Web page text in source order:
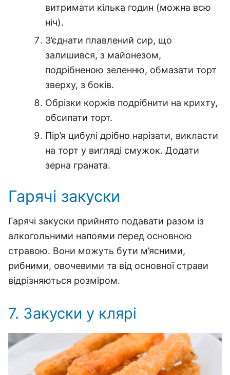
витримати кілька годин (можна всю
ніч).
З’єднати плавлений сир, що
залишився, з майонезом,
подрібненою зеленню, обмазати торт
зверху, з боків.
Обрізки коржів подрібнити на крихту,
обсипати торт.
Пір’я цибулі дрібно нарізати, викласти
на торт у вигляді смужок. Додати
зерна граната.
Гарячі закуски
Гарячі закуски прийнято подавати разом із
алкогольними напоями перед основною
стравою. Вони можуть бути м’ясними,
рибними, овочевими та від основної страви
відрізняються розміром.
7. Закуски у клярі